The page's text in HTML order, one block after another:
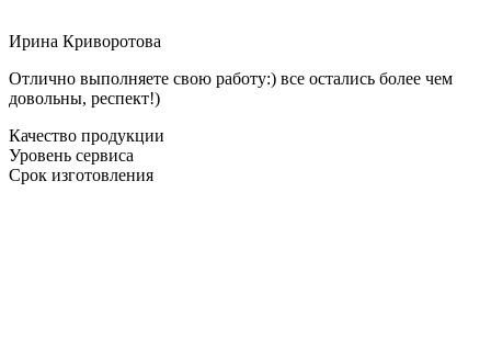
Ирина Криворотова
Отлично выполняете свою работу:) все остались более чем
довольны, респект!)
Качество продукции
Уровень сервиса
Срок изготовления